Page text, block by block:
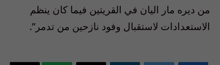
من ديره مار اليان في القريتين فيما كان ينظم
الاستعدادات لاستقبال وفود نازحين من تدمر”.